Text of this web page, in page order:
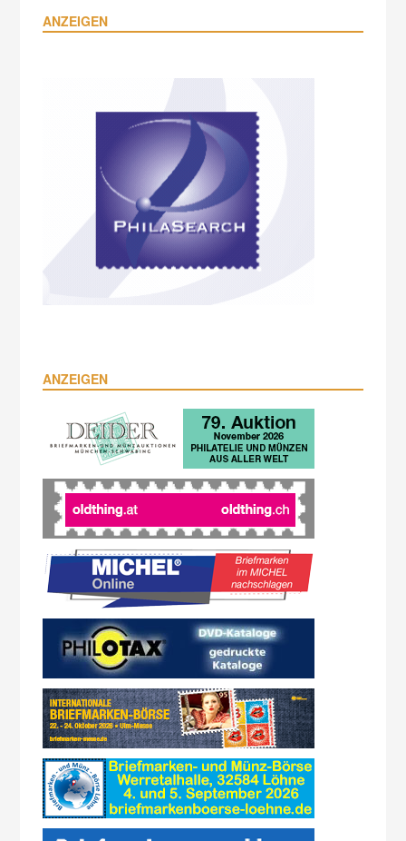
ANZEIGEN
ANZEIGEN